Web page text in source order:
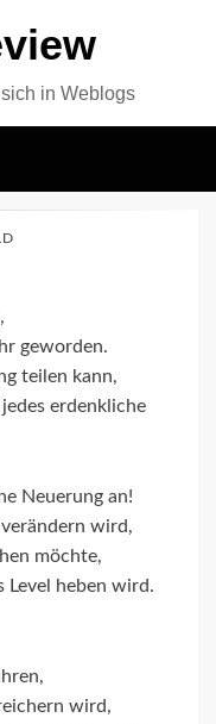
in Weblogs
geworden.
teilen kann,
erdenkliche
Neuerung an!
wird,
möchte,
Level heben wird.
wird,